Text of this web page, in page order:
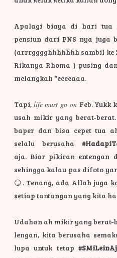
Apalagi biaya di hari tua
pensiun dari PNS nya juga
(arrrgggghhhhhhh sambil ke
Rikanya Rhoma ) pusing
melangkah *eeeeaaa.
Tapi, life must go on Feb. Yukk
usah mikir yang berat-
baper dan bisa cepet tua
selalu berusaha
aja. Biar pikiran entengan
sehingga kalau pas difoto
😏. Tenang, ada Allah juga
setiap tantangan yang kita
Udahan ah mikir yang berat-
lengan, kita berusaha
lupa untuk tetap